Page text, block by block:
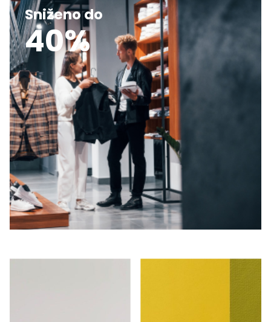
Sniženo do
40%